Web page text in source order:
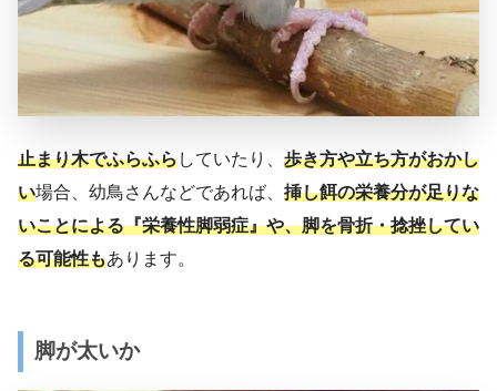
止まり木でふらふらしていたり、 歩き方や立ち方がおかし
い場合、幼鳥さんなどであれば、 挿し餌の栄養分が足りな
いことによる『栄養性脚弱症』や、脚を骨折・捻挫してい
る可能性もあります。
脚が太いか